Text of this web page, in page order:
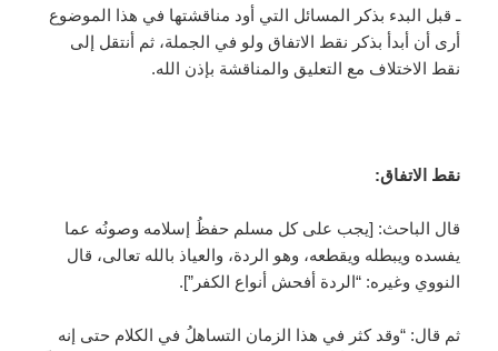
ـ قبل البدء بذكر المسائل التي أود مناقشتها في هذا الموضوع
أرى أن أبدأ بذكر نقط الاتفاق ولو في الجملة، ثم أنتقل إلى
نقط الاختلاف مع التعليق والمناقشة بإذن الله.
نقط الاتفاق:
قال الباحث: [يجب على كل مسلم حفظُ إسلامه وصونُه عما
يفسده ويبطله ويقطعه، وهو الردة، والعياذ بالله تعالى، قال
النووي وغيره: “الردة أفحش أنواع الكفر”].
ثم قال: “وقد كثر في هذا الزمان التساهلُ في الكلام حتى إنه